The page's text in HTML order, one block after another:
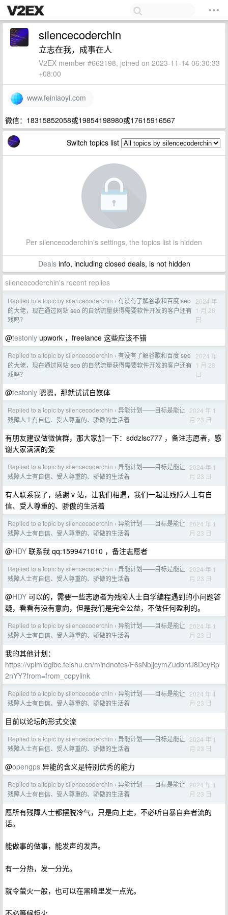
silencecoderchin
立志在我，成事在人
V2EX member #662198, joined on 2023-11-14 06:30:33
+08:00
www.feiniaoyi.com
微信：18315852058或19854198980或17615916567
Switch topics list
Per silencecoderchin's settings, the topics list is hidden
Dealsinfo, including closed deals, is not hidden
silencecoderchin's recent replies
Replied to a topic by silencecoderchin › 有没有了解谷歌和百度 seo
的大佬，现在通过网站 seo 的自然流量获得需要软件开发的客户还有
戏吗？
2024 年
1 月 28
日
@testonly upwork ，freelance 这些应该不错
Replied to a topic by silencecoderchin › 有没有了解谷歌和百度 seo
的大佬，现在通过网站 seo 的自然流量获得需要软件开发的客户还有
戏吗？
2024 年
1 月 28
日
@testonly 嗯嗯，那就试试自媒体
Replied to a topic by silencecoderchin › 异能计划——目标是能让
残障人士有自信、受人尊重的、骄傲的生活着
2024 年 1
月 23 日
有朋友建议做微信群，那大家加一下：sddzlsc777 ，备注志愿者，感
谢大家满满的爱
Replied to a topic by silencecoderchin › 异能计划——目标是能让
残障人士有自信、受人尊重的、骄傲的生活着
2024 年 1
月 23 日
有人联系我了，感谢 v 站，让我们相遇，我们一起让残障人士有自
信、受人尊重的、骄傲的生活着
Replied to a topic by silencecoderchin › 异能计划——目标是能让
残障人士有自信、受人尊重的、骄傲的生活着
2024 年 1
月 23 日
@HDY 联系我 qq:1599471010 ，备注志愿者
Replied to a topic by silencecoderchin › 异能计划——目标是能让
残障人士有自信、受人尊重的、骄傲的生活着
2024 年 1
月 23 日
@HDY 可以的，需要一些志愿者为残障人士自学编程遇到的小问题答
疑，看看有没有意向，但是我们是完全公益，不做任何盈利的。
Replied to a topic by silencecoderchin › 异能计划——目标是能让
残障人士有自信、受人尊重的、骄傲的生活着
2024 年 1
月 23 日
我的其他计划：
https://vplmidgibc.feishu.cn/mindnotes/F6sNbjjcymZudbnfJ8DcyRp
2nYY?from=from_copylink
Replied to a topic by silencecoderchin › 异能计划——目标是能让
残障人士有自信、受人尊重的、骄傲的生活着
2024 年 1
月 23 日
目前以论坛的形式交流
Replied to a topic by silencecoderchin › 异能计划——目标是能让
残障人士有自信、受人尊重的、骄傲的生活着
2024 年 1
月 23 日
@opengps 异能的含义是特别优秀的能力
Replied to a topic by silencecoderchin › 异能计划——目标是能让
残障人士有自信、受人尊重的、骄傲的生活着
2024 年 1
月 23 日
愿所有残障人士都摆脱冷气，只是向上走，不必听自暴自弃者流的
话。
能做事的做事，能发声的发声。
有一分热，发一分光。
就令萤火一般，也可以在黑暗里发一点光。
不必等候炬火